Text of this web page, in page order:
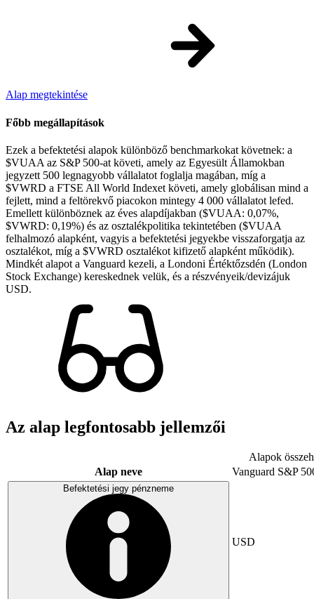
Alap megtekintése
Főbb megállapítások
Ezek a befektetési alapok különböző benchmarkokat követnek: a
$VUAA az S&P 500-at követi, amely az Egyesült Államokban
jegyzett 500 legnagyobb vállalatot foglalja magában, míg a
$VWRD a FTSE All World Indexet követi, amely globálisan mind a
fejlett, mind a feltörekvő piacokon mintegy 4 000 vállalatot lefed.
Emellett különböznek az éves alapdíjakban ($VUAA: 0,07%,
$VWRD: 0,19%) és az osztalékpolitika tekintetében ($VUAA
felhalmozó alapként, vagyis a befektetési jegyekbe visszaforgatja az
osztalékot, míg a $VWRD osztalékot kifizető alapként működik).
Mindkét alapot a Vanguard kezeli, a Londoni Értéktőzsdén (London
Stock Exchange) kereskednek velük, és a részvényeik/devizájuk
USD.
Az alap legfontosabb jellemzői
Alapok
Alap neve
Vanguard S&P
Befektetési jegy pénzneme
USD